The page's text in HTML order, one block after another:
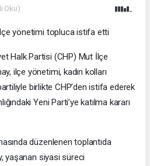
Oku)
yönetimi topluca istifa etti
Halk Partisi (CHP) Mut İlçe
ilçe yönetimi, kadın kolları
birlikte CHP’den istifa ederek
Yeni Parti’ye katılma kararı
düzenlenen toplantıda
yaşanan siyasi süreci